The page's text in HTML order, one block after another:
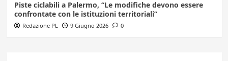
Piste ciclabili a Palermo, “Le modifiche devono essere
confrontate con le istituzioni territoriali”
Redazione PL 9 Giugno 2026 0